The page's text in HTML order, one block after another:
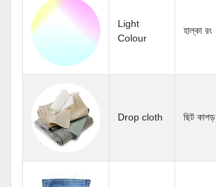
Light
Colour
হাল্কা রং
Drop cloth ছিট কাপড়